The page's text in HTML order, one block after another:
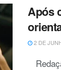
Após
2 DE